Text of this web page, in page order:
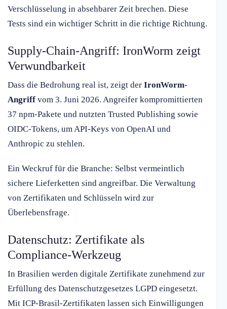
Verschlüsselung in absehbarer Zeit brechen. Diese
Tests sind ein wichtiger Schritt in die richtige Richtung.
Supply-Chain-Angriff: IronWorm zeigt
Verwundbarkeit
Dass die Bedrohung real ist, zeigt der IronWorm-
Angriff vom 3. Juni 2026. Angreifer kompromittierten
37 npm-Pakete und nutzten Trusted Publishing sowie
OIDC-Tokens, um API-Keys von OpenAI und
Anthropic zu stehlen.
Ein Weckruf für die Branche: Selbst vermeintlich
sichere Lieferketten sind angreifbar. Die Verwaltung
von Zertifikaten und Schlüsseln wird zur
Überlebensfrage.
Datenschutz: Zertifikate als
Compliance-Werkzeug
In Brasilien werden digitale Zertifikate zunehmend zur
Erfüllung des Datenschutzgesetzes LGPD eingesetzt.
Mit ICP-Brasil-Zertifikaten lassen sich Einwilligungen